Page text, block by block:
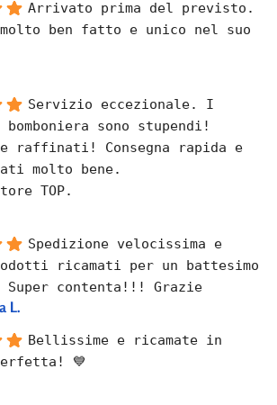
Arrivato prima del previsto.
ben fatto e unico nel suo
Servizio eccezionale. I
sono stupendi!
raffinati! Consegna rapida e
molto bene.
TOP.
Spedizione velocissima e
ricamati per un battesimo
contenta!!! Grazie
L.
Bellissime e ricamate in
💙